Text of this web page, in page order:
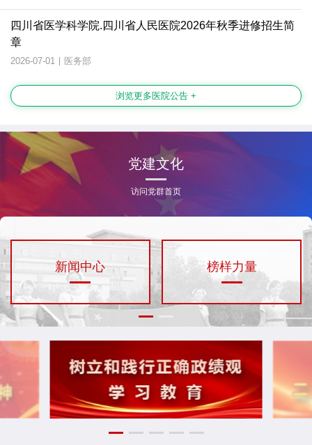
四川省医学科学院.四川省人民医院2026年秋季进修招生简
章
2026-07-01 | 医务部
浏览更多医院公告 +
党建文化
访问党群首页
新闻中心 榜样力量